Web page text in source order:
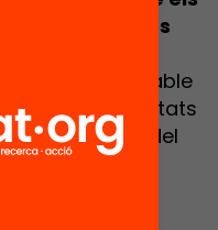
d’aquestes
, responsable
Oportunitats
, directora del
de
i